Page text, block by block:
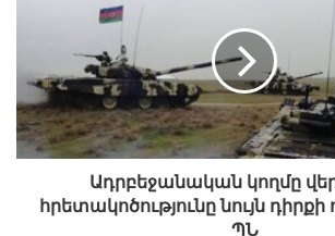
Ադրբեջանական կողմը
հրետակոծությունը նույն դիրքի
ՊՆ